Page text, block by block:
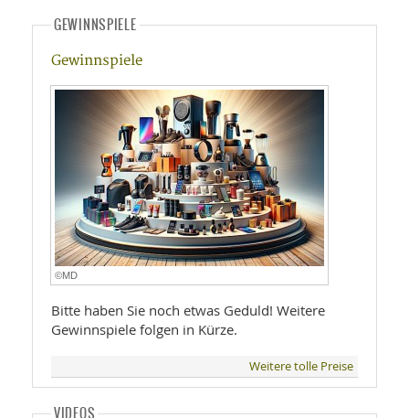
GEWINNSPIELE
Gewinnspiele
©MD
Bitte haben Sie noch etwas Geduld! Weitere
Gewinnspiele folgen in Kürze.
Weitere tolle Preise
VIDEOS